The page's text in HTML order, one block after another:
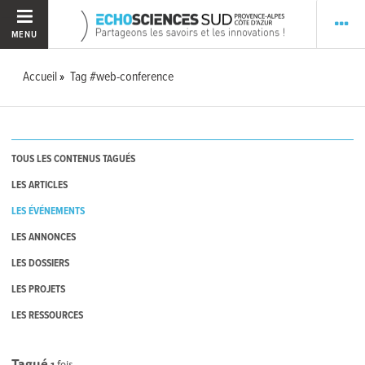
MENU
Accueil Tag #web-conference
TOUS LES CONTENUS TAGUÉS
LES ARTICLES
LES ÉVÉNEMENTS
LES ANNONCES
LES DOSSIERS
LES PROJETS
LES RESSOURCES